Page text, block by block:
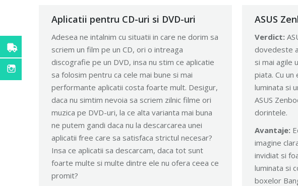
Aplicatii pentru CD-uri si DVD-uri
Adesea ne intalnim cu situatii in care ne dorim sa
scriem un film pe un CD, ori o intreaga
discografie pe un DVD, insa nu stim ce aplicatie
sa folosim pentru ca cele mai bune si mai
performante aplicatii costa foarte mult. Desigur,
daca nu simtim nevoia sa scriem zilnic filme ori
muzica pe DVD-uri, la ce alta varianta mai buna
ne putem gandi daca nu la descarcarea unei
aplicatii free care sa satisfaca strictul necesar?
Insa ce aplicatii sa descarcam, daca tot sunt
foarte multe si multe dintre ele nu ofera ceea ce
promit?
ASUS
Verdict:
dovedeste
si mai agile
piata. Cu
luminata si
ASUS
dorintele.
Avantaje:
imagine
invidiat si
luminata si
boxelor